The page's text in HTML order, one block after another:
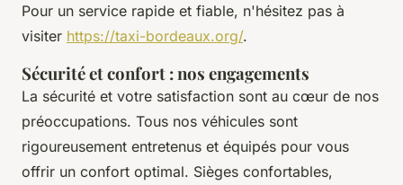
Pour un service rapide et fiable, n'hésitez pas à
visiter https://taxi-bordeaux.org/.
Sécurité et confort : nos engagements
La sécurité et votre satisfaction sont au cœur de nos
préoccupations. Tous nos véhicules sont
rigoureusement entretenus et équipés pour vous
offrir un confort optimal. Sièges confortables,